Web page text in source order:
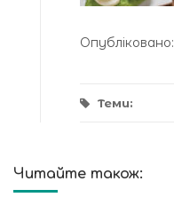
Опубліковано:
Теми:
Читайте також: